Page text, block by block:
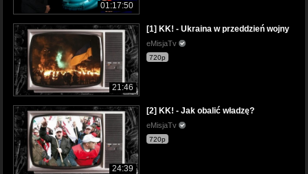
01:17:50
21:46
[1] KK! - Ukraina w przeddzień wojny
eMisjaTv
720p
24:39
[2] KK! - Jak obalić władzę?
eMisjaTv
720p